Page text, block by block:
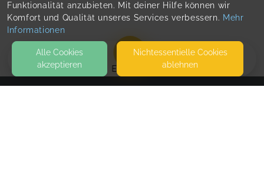
EVENTS
Funktionalität anzubieten. Mit deiner Hilfe können wir
Komfort und Qualität unseres Services verbessern. Mehr
Informationen
Alle Cookies
akzeptieren
Nicht­essentielle Cookies
ablehnen